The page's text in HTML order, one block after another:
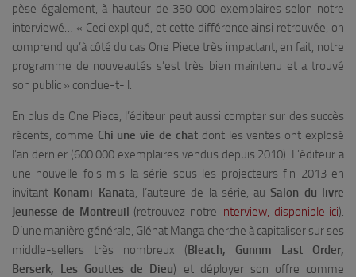
pèse également, à hauteur de 350 000 exemplaires selon notre
interviewé… « Ceci expliqué, et cette différence ainsi retrouvée, on
comprend qu’à côté du cas One Piece très impactant, en fait, notre
programme de nouveautés s’est très bien maintenu et a trouvé
son public » conclue-t-il.
En plus de One Piece, l’éditeur peut aussi compter sur des succès
récents, comme Chi une vie de chatdont les ventes ont explosé
l’an dernier (600 000 exemplaires vendus depuis 2010). L’éditeur a
une nouvelle fois mis la série sous les projecteurs fin 2013 en
invitant Konami Kanata, l’auteure de la série, auSalon du livre
Jeunesse de Montreuil (retrouvez notre interview, disponible ici).
D’une manière générale, Glénat Manga cherche à capitaliser sur ses
middle-sellers très nombreux (Bleach, Gunnm Last Order,
Berserk, Les Gouttes de Dieu) et déployer son offre comme